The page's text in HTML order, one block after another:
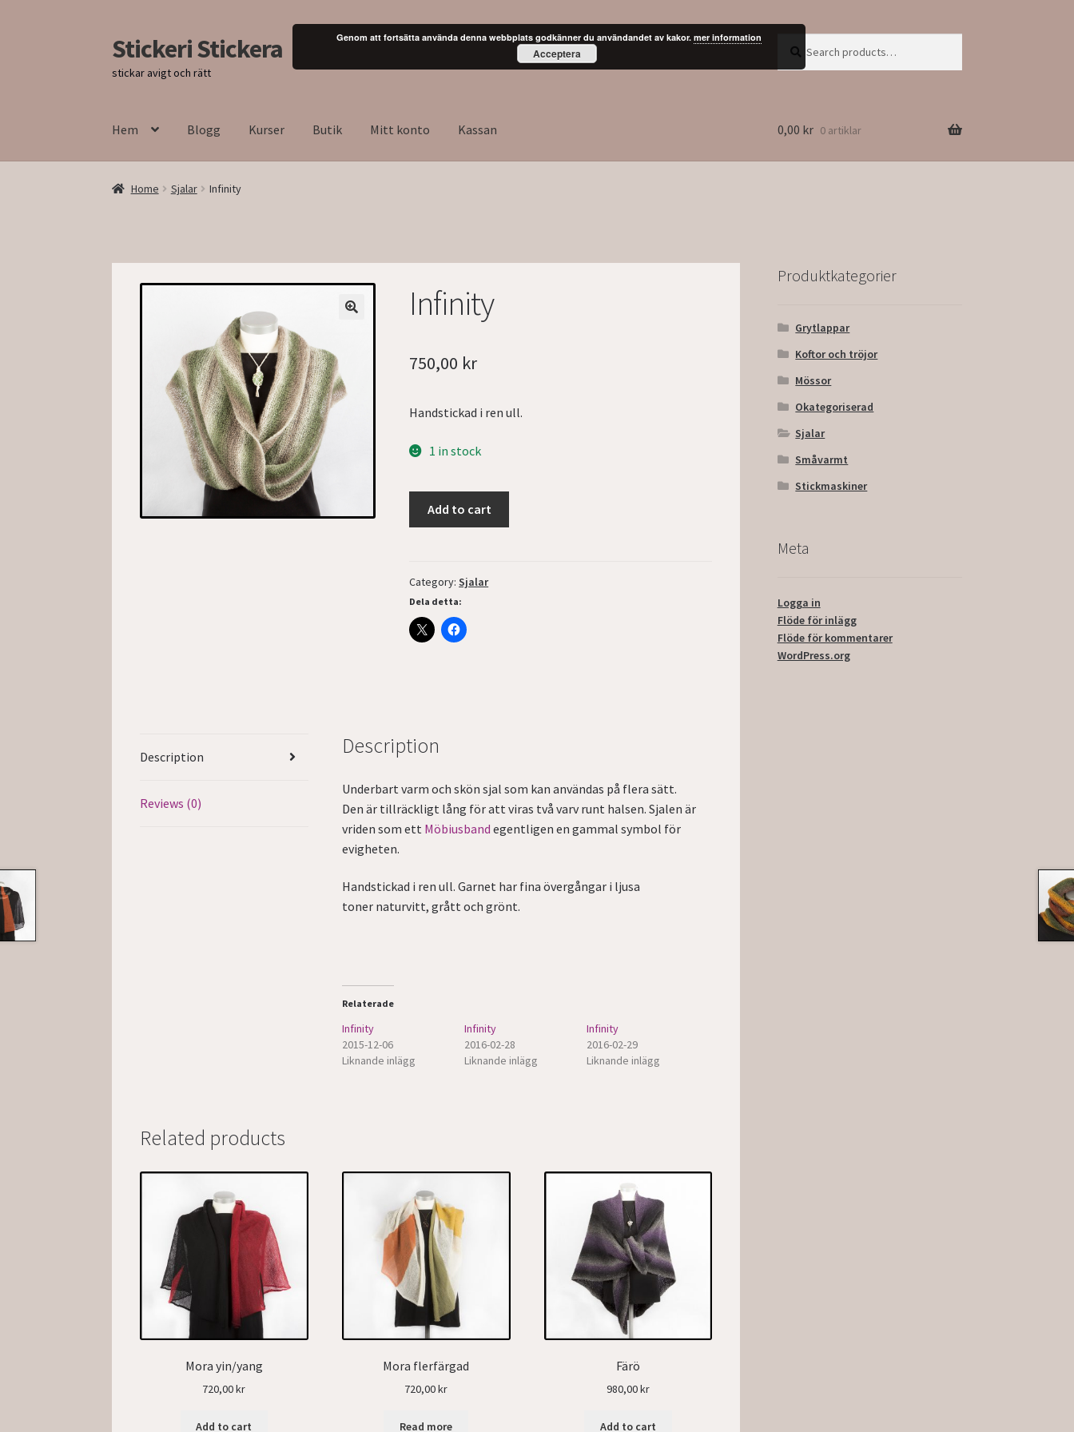
Hoppa
till
navigering
Hoppa
till
innehåll
Stickeri Stickera
stickar avigt och rätt
for:
Hem Blogg Kurser Butik Mitt konto Kassan 0,00 kr 0 artiklar
Home Sjalar Infinity
Infinity
750,00 kr
Handstickad i ren ull.
1 in stock
Add to cart
Category:Sjalar
Dela detta:
Description
Reviews (0)
Description
Underbart varm och skön sjal som kan användas på flera sätt.
Den är tillräckligt lång för att viras två varv runt halsen. Sjalen är
vriden som ett Möbiusband egentligen en gammal symbol för
evigheten.
Handstickad i ren ull. Garnet har fina övergångar i ljusa
toner naturvitt, grått och grönt.
Relaterade
Infinity
2015-12-06
Liknande inlägg
Infinity
2016-02-28
Liknande inlägg
Infinity
2016-02-29
Liknande inlägg
Related products
Mora yin/yang
720,00kr
Add to cart
Mora flerfärgad
720,00kr
Read more
Färö
980,00kr
Add to cart
Produktkategorier
Grytlappar
Koftor och tröjor
Mössor
Okategoriserad
Sjalar
Småvarmt
Stickmaskiner
Meta
Logga in
Flöde för inlägg
Flöde för kommentarer
WordPress.org
Genom att fortsätta använda denna webbplats godkänner du användandet av kakor. mer information
Acceptera